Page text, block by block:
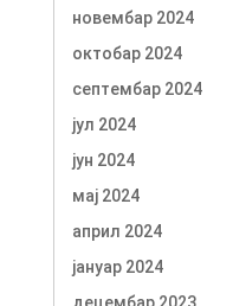
новембар 2024
октобар 2024
септембар 2024
јул 2024
јун 2024
мај 2024
април 2024
јануар 2024